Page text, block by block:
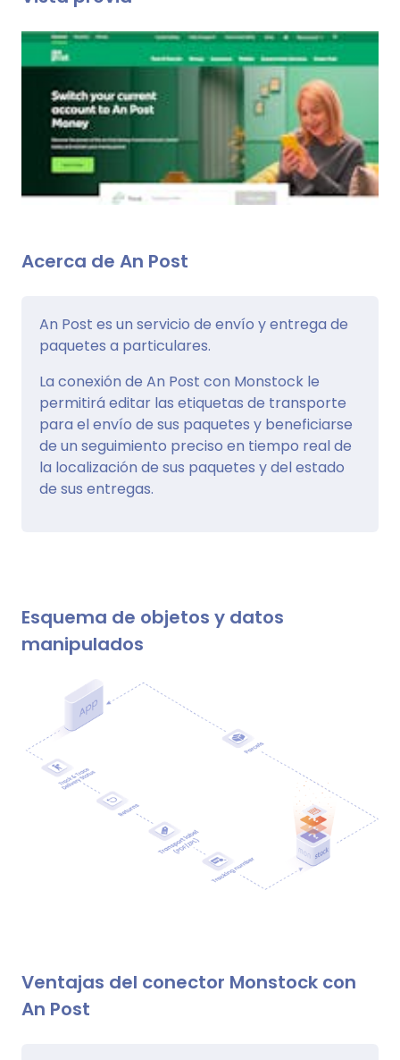
Acerca de An Post
An Post es un servicio de envío y entrega de
paquetes a particulares.
La conexión de An Post con Monstock le
permitirá editar las etiquetas de transporte
para el envío de sus paquetes y beneficiarse
de un seguimiento preciso en tiempo real de
la localización de sus paquetes y del estado
de sus entregas.
Esquema de objetos y datos
manipulados
Ventajas del conector Monstock con
An Post